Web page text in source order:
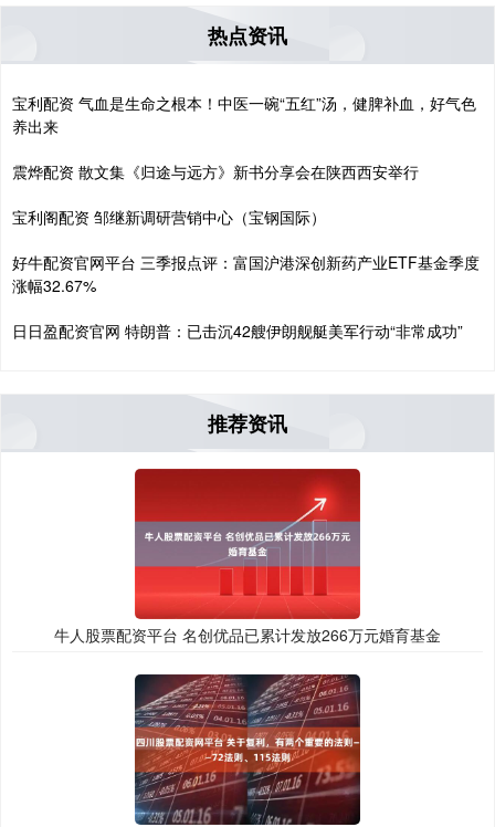
热点资讯
宝利配资 气血是生命之根本！中医一碗“五红”汤，健脾补血，好气色
养出来
震烨配资 散文集《归途与远方》新书分享会在陕西西安举行
宝利阁配资 邹继新调研营销中心（宝钢国际）
好牛配资官网平台 三季报点评：富国沪港深创新药产业ETF基金季度
涨幅32.67%
日日盈配资官网 特朗普：已击沉42艘伊朗舰艇美军行动“非常成功”
推荐资讯
牛人股票配资平台 名创优品已累计发放266万元婚育基金